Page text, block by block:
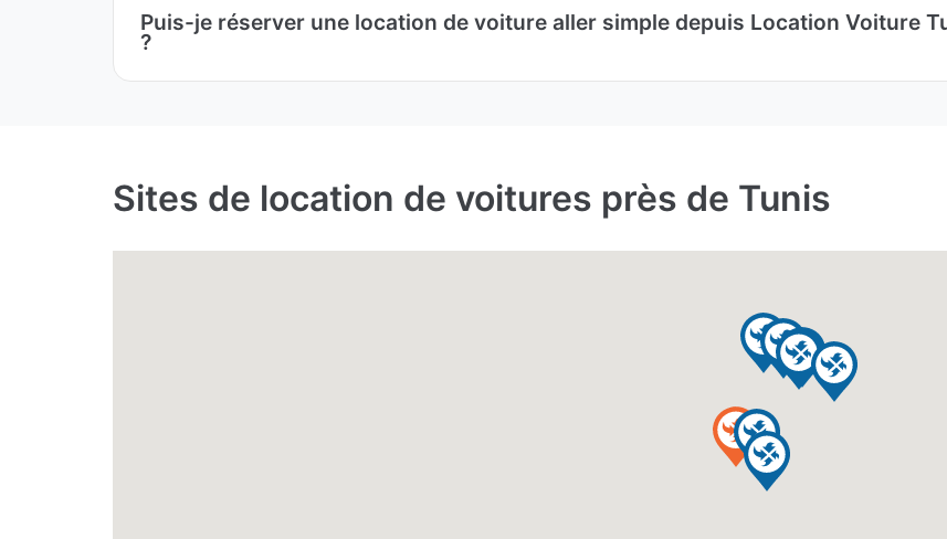
Puis-je réserver une location de voiture aller simple depuis Location Voiture
?
Sites de location de voitures près de Tunis